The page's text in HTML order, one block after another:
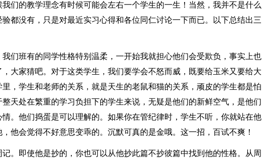
们的教学理念有时候可能会左右一个学生的一生！当然，我并不是什么
都没有，只是对最近实习心得和各位同仁讨论一下而已。以下总结出三
们班有的同学性格特别温柔，一开始我就担心他们会受欺负，事实上也
大家猜吧。对于这类学生，我们要学会不怒而威，既要给玉米又要给大
，学生和老师的关系，就是天生的老鼠和猫的关系，顽皮的学生都是怕
天处在繁重的学习负担下的学生来说，无疑是他们的新鲜空气，是他们
。他们捣蛋是可以理解的。如果你在管纪律时，学生不听，你就站在他
他会觉得不好意思变乖的。沉默可真的是金哦。这一招，百试不爽！
。即使他是抄的，你也可以从他抄此篇不抄彼篇中找到他的性格。从周